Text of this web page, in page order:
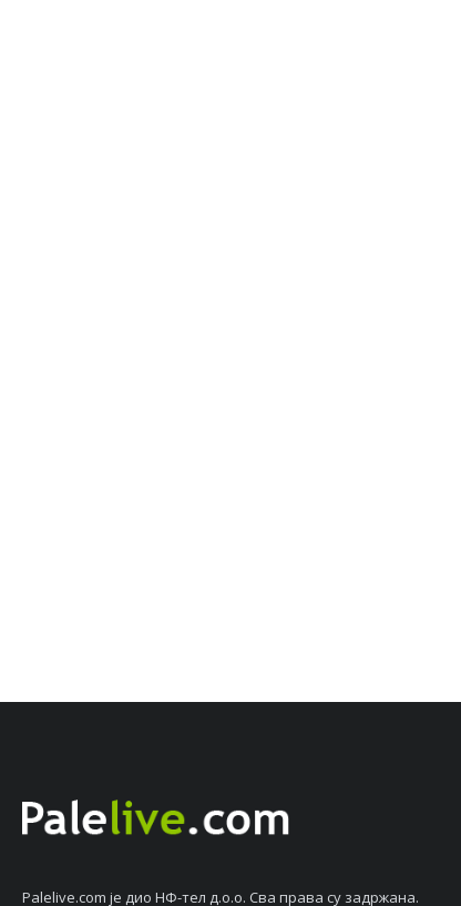
Palelive.com јe дио НФ-тeл д.о.о. Сва права су задржана.